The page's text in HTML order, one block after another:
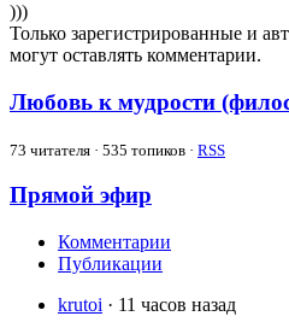
)))
Только зарегистрированные и
могут оставлять комментарии.
Любовь к мудрости
73 читателя · 535 топиков · RSS
Прямой эфир
Комментарии
Публикации
krutoi · 11 часов назад